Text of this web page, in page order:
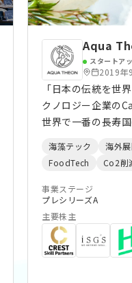
Aqua
スタートア
2019年
「日本の伝統を世
クノロジー企業の
世界で一番の長寿
藻は糖尿病に効果
いて年間大気に排
界的にも最も注目
日本はその点、世
誇り、弊社はその
しました。更に、
ミンCを制御する独
海藻テック 海外
FoodTech
Co2削
事業ステージ
プレシリーズA
主要株主